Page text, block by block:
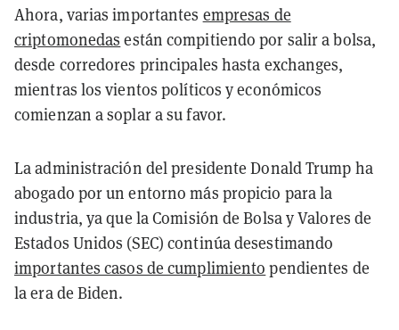
Ahora, varias importantes empresas de
criptomonedas están compitiendo por salir a bolsa,
desde corredores principales hasta exchanges,
mientras los vientos políticos y económicos
comienzan a soplar a su favor.
La administración del presidente Donald Trump ha
abogado por un entorno más propicio para la
industria, ya que la Comisión de Bolsa y Valores de
Estados Unidos (SEC) continúa desestimando
importantes casos de cumplimiento pendientes de
la era de Biden.